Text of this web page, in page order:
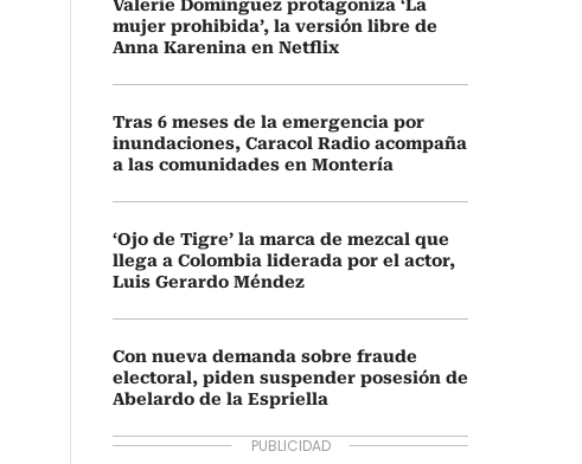
Valerie Domínguez protagoniza ‘La
mujer prohibida’, la versión libre de
Anna Karenina en Netflix
Tras 6 meses de la emergencia por
inundaciones, Caracol Radio acompaña
a las comunidades en Montería
‘Ojo de Tigre’ la marca de mezcal que
llega a Colombia liderada por el actor,
Luis Gerardo Méndez
Con nueva demanda sobre fraude
electoral, piden suspender posesión de
Abelardo de la Espriella